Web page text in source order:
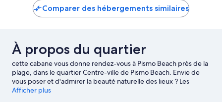
de
Comparer des hébergements similaires
À propos du quartier
cette cabane vous donne rendez-vous à Pismo Beach près de la
plage, dans le quartier Centre-ville de Pismo Beach. Envie de
vous poser et d'admirer la beauté naturelle des lieux ? Les
incontournables Plage Pismo State Beach et Parc aquatique
Afficher plus